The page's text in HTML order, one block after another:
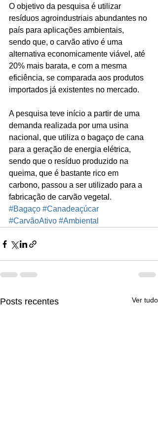
O objetivo da pesquisa é utilizar
resíduos agroindustriais abundantes no
país para aplicações ambientais,
sendo que, o carvão ativo é uma
alternativa economicamente viável, até
20% mais barata, e com a mesma
eficiência, se comparada aos produtos
importados já existentes no mercado.
A pesquisa teve início a partir de uma
demanda realizada por uma usina
nacional, que utiliza o bagaço de cana
para a geração de energia elétrica,
sendo que o resíduo produzido na
queima, que é bastante rico em
carbono, passou a ser utilizado para a
fabricação de carvão vegetal.
#Bagaço #Canadeaçúcar
#CarvãoAtivo #Ambiental
Posts recentes Ver tudo